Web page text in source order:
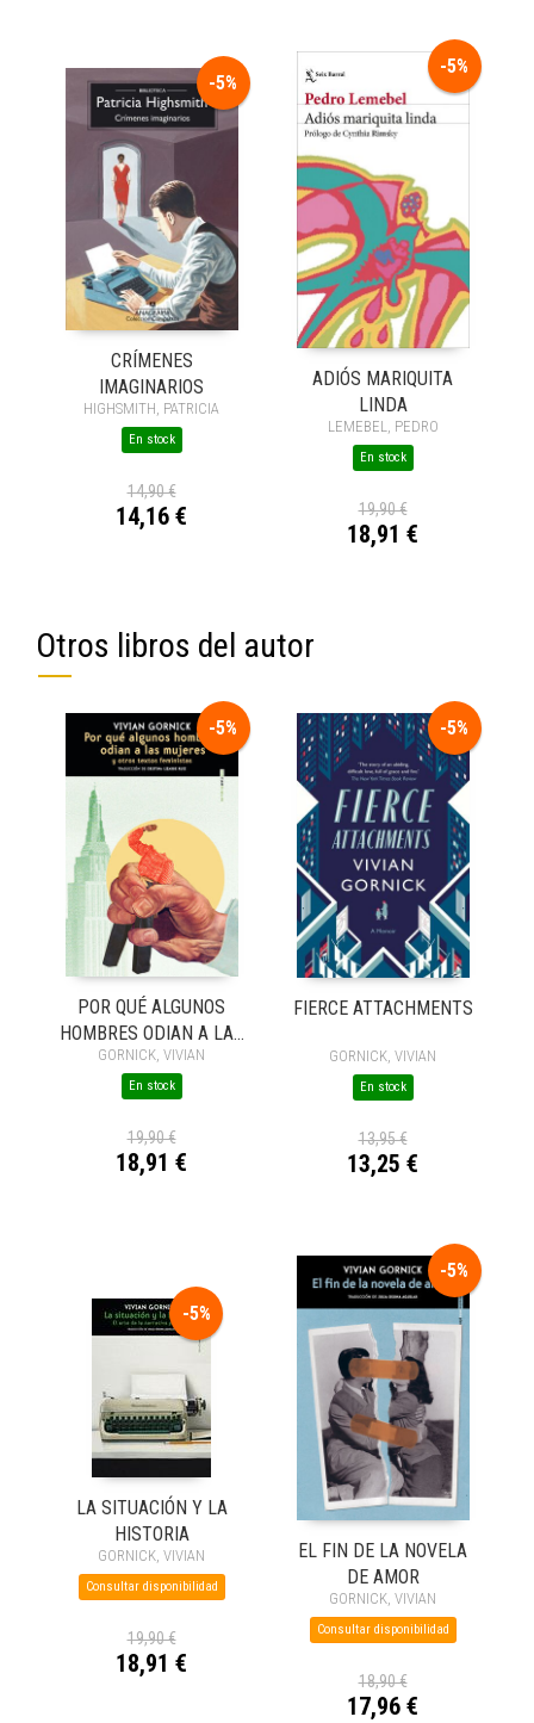
-5%
CRÍMENES
IMAGINARIOS
HIGHSMITH, PATRICIA
En stock
14,90 €
14,16 €
-5%
ADIÓS MARIQUITA
LINDA
LEMEBEL, PEDRO
En stock
19,90 €
18,91 €
Otros libros del autor
-5%
POR QUÉ ALGUNOS
HOMBRES ODIAN A LAS
MUJERES
GORNICK, VIVIAN
En stock
19,90 €
18,91 €
-5%
FIERCE ATTACHMENTS
GORNICK, VIVIAN
En stock
13,95 €
13,25 €
-5%
LA SITUACIÓN Y LA
HISTORIA
GORNICK, VIVIAN
Consultar disponibilidad
19,90 €
18,91 €
-5%
EL FIN DE LA NOVELA
DE AMOR
GORNICK, VIVIAN
Consultar disponibilidad
18,90 €
17,96 €